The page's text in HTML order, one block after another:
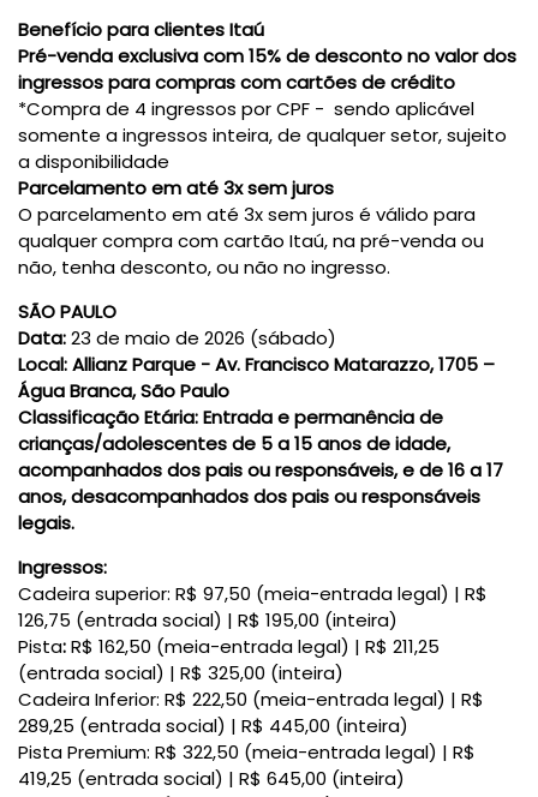
Benefício para clientes Itaú
Pré-venda exclusiva com 15% de desconto no valor dos
ingressos para compras com cartões de crédito
*Compra de 4 ingressos por CPF - sendo aplicável
somente a ingressos inteira, de qualquer setor, sujeito
a disponibilidade
Parcelamento em até 3x sem juros
O parcelamento em até 3x sem juros é válido para
qualquer compra com cartão Itaú, na pré-venda ou
não, tenha desconto, ou não no ingresso.
SÃO PAULO
Data:23 de maio de 2026 (sábado)
Local:Allianz Parque - Av. Francisco Matarazzo, 1705 –
Água Branca, São Paulo
Classificação Etária:Entrada e permanência de
crianças/adolescentes de 5 a 15 anos de idade,
acompanhados dos pais ou responsáveis, e de 16 a 17
anos, desacompanhados dos pais ou responsáveis
legais.
Ingressos:
Cadeira superior: R$ 97,50 (meia-entrada legal) | R$
126,75 (entrada social) | R$ 195,00 (inteira)
Pista:R$ 162,50 (meia-entrada legal) | R$ 211,25
(entrada social) | R$ 325,00 (inteira)
Cadeira Inferior: R$ 222,50 (meia-entrada legal) | R$
289,25 (entrada social) | R$ 445,00 (inteira)
Pista Premium: R$ 322,50 (meia-entrada legal) | R$
419,25 (entrada social) | R$ 645,00 (inteira)